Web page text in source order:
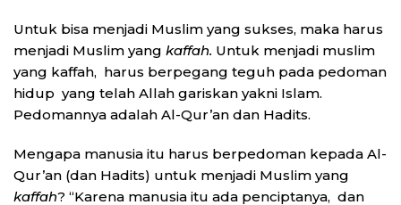
Untuk bisa menjadi Muslim yang sukses, maka harus
menjadi Muslim yang kaffah. Untuk menjadi muslim
yang kaffah, harus berpegang teguh pada pedoman
hidup yang telah Allah gariskan yakni Islam.
Pedomannya adalah Al-Qur’an dan Hadits.
Mengapa manusia itu harus berpedoman kepada Al-
Qur’an (dan Hadits) untuk menjadi Muslim yang
kaffah? “Karena manusia itu ada penciptanya, dan